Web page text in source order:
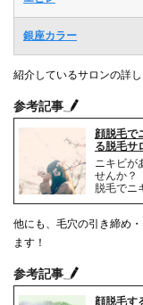
銀座カラー
紹介しているサロンの詳
参考記事
顔脱毛で
る脱毛サ
ニキビが
せんか？
脱毛でニ
他にも、毛穴の引き締め
ます！
参考記事
顔脱毛す